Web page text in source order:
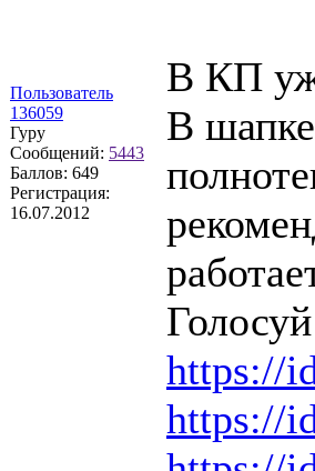
Пользователь
136059
Гуру
Сообщений: 5443
Баллов: 649
Регистрация:
16.07.2012
В КП
В
https://
https://